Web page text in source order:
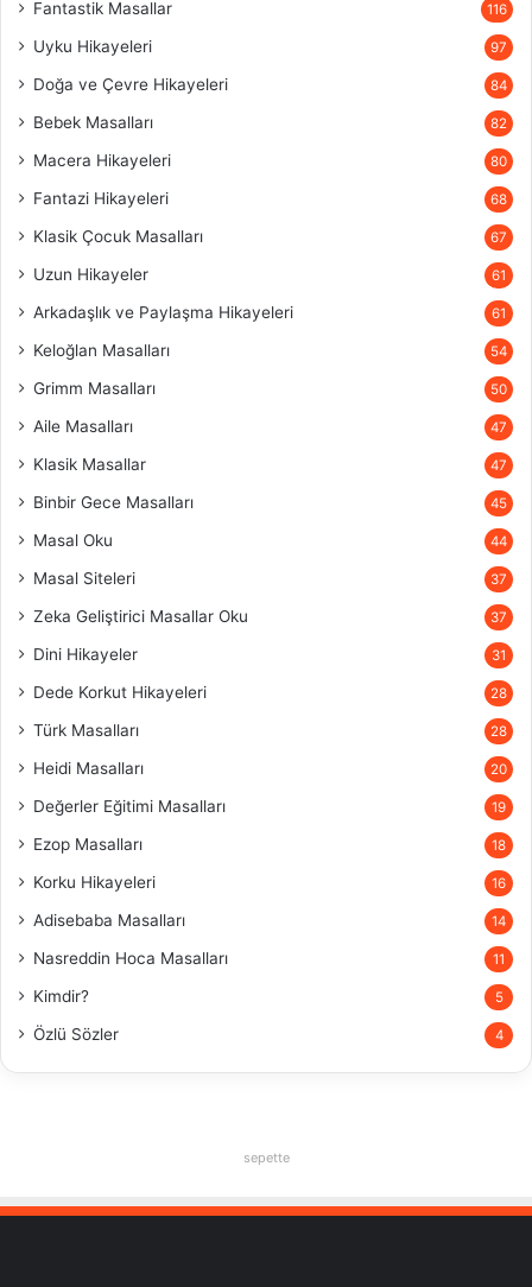
Fantastik Masallar 116
Uyku Hikayeleri 97
Doğa ve Çevre Hikayeleri 84
Bebek Masalları 82
Macera Hikayeleri 80
Fantazi Hikayeleri 68
Klasik Çocuk Masalları 67
Uzun Hikayeler 61
Arkadaşlık ve Paylaşma Hikayeleri 61
Keloğlan Masalları 54
Grimm Masalları 50
Aile Masalları 47
Klasik Masallar 47
Binbir Gece Masalları 45
Masal Oku 44
Masal Siteleri 37
Zeka Geliştirici Masallar Oku 37
Dini Hikayeler 31
Dede Korkut Hikayeleri 28
Türk Masalları 28
Heidi Masalları 20
Değerler Eğitimi Masalları 19
Ezop Masalları 18
Korku Hikayeleri 16
Adisebaba Masalları 14
Nasreddin Hoca Masalları 11
Kimdir? 5
Özlü Sözler 4
sepette